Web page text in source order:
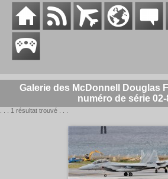
Galerie des McDonnell Douglas
numéro de série 02-
. . . 1 résultat trouvé . . .